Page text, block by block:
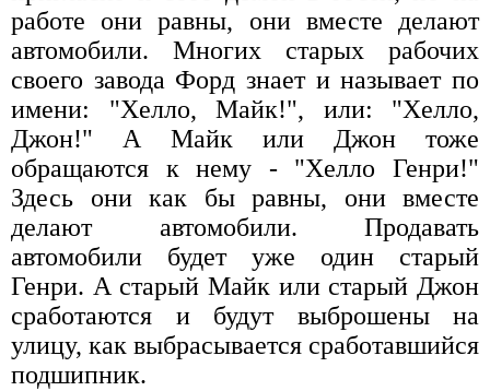
работе они равны, они вместе делают
автомобили. Многих старых рабочих
своего завода Форд знает и называет по
имени: "Хелло, Майк!", или: "Хелло,
Джон!" А Майк или Джон тоже
обращаются к нему - "Хелло Генри!"
Здесь они как бы равны, они вместе
делают автомобили. Продавать
автомобили будет уже один старый
Генри. А старый Майк или старый Джон
сработаются и будут выброшены на
улицу, как выбрасывается сработавшийся
подшипник.